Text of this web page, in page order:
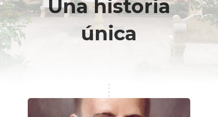
Una historia
única